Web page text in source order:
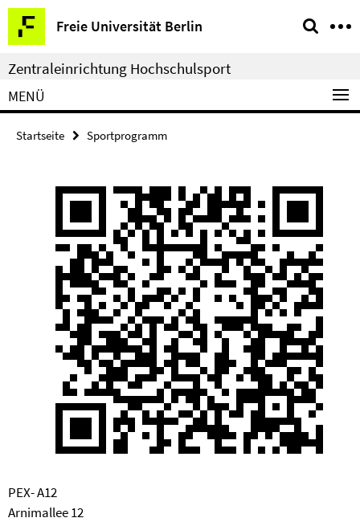
Springe
direkt
zu
Inhalt
Freie Universität Berlin
Service-
Navigation
Zentraleinrichtung Hochschulsport
MENÜ
Startseite Sportprogramm
PEX- A12
Arnimallee 12